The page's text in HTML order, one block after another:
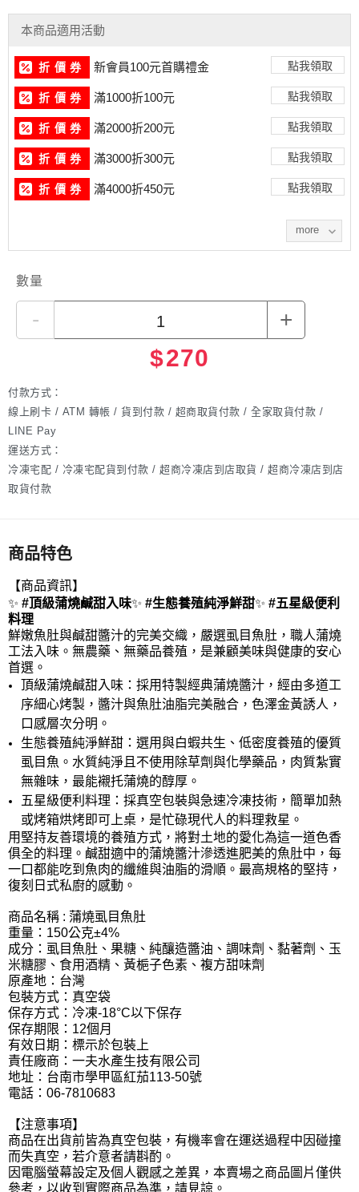
サイズ／梱包：150g / 1パック入
本商品適用活動
折 價 券 新會員100元首購禮金 點我領取
折 價 券 滿1000折100元 點我領取
折 價 券 滿2000折200元 點我領取
折 價 券 滿3000折300元 點我領取
折 價 券 滿4000折450元 點我領取
more
數量
- +
$270
付款方式：
線上刷卡 / ATM 轉帳 / 貨到付款 / 超商取貨付款 / 全家取貨付款 /
LINE Pay
運送方式：
冷凍宅配 / 冷凍宅配貨到付款 / 超商冷凍店到店取貨 / 超商冷凍店到店
取貨付款
商品特色
【商品資訊】
✨ #頂級蒲燒鹹甜入味✨ #生態養殖純淨鮮甜✨ #五星級便利
料理
鮮嫩魚肚與鹹甜醬汁的完美交織，嚴選虱目魚肚，職人蒲燒
工法入味。無農藥、無藥品養殖，是兼顧美味與健康的安心
首選。
頂級蒲燒鹹甜入味：採用特製經典蒲燒醬汁，經由多道工
序細心烤製，醬汁與魚肚油脂完美融合，色澤金黃誘人，
口感層次分明。
生態養殖純淨鮮甜：選用與白蝦共生、低密度養殖的優質
虱目魚。水質純淨且不使用除草劑與化學藥品，肉質紮實
無雜味，最能襯托蒲燒的醇厚。
五星級便利料理：採真空包裝與急速冷凍技術，簡單加熱
或烤箱烘烤即可上桌，是忙碌現代人的料理救星。
用堅持友善環境的養殖方式，將對土地的愛化為這一道色香
俱全的料理。鹹甜適中的蒲燒醬汁滲透進肥美的魚肚中，每
一口都能吃到魚肉的纖維與油脂的滑順。最高規格的堅持，
復刻日式私廚的感動。
商品名稱 : 蒲燒虱目魚肚
重量：150公克±4%
成分：虱目魚肚、果糖、純釀造醬油、調味劑、黏著劑、玉
米糖膠、食用酒精、黃梔子色素、複方甜味劑
原產地：台灣
包裝方式：真空袋
保存方式：冷凍-18°C以下保存
保存期限：12個月
有效日期：標示於包裝上
責任廠商：一夫水產生技有限公司
地址：台南市學甲區紅茄113-50號
電話：06-7810683
【注意事項】
商品在出貨前皆為真空包裝，有機率會在運送過程中因碰撞
而失真空，若介意者請斟酌。
因電腦螢幕設定及個人觀感之差異，本賣場之商品圖片僅供
參考，以收到實際商品為準，請見諒。